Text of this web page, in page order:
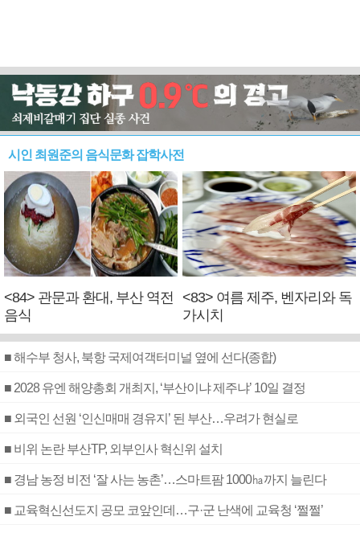
시인 최원준의 음식문화 잡학사전
<84> 관문과 환대, 부산 역전
음식
<83> 여름 제주, 벤자리와 독
가시치
■ 해수부 청사, 북항 국제여객터미널 옆에 선다(종합)
■ 2028 유엔 해양총회 개최지, ‘부산이냐 제주냐’ 10일 결정
■ 외국인 선원 ‘인신매매 경유지’ 된 부산…우려가 현실로
■ 비위 논란 부산TP, 외부인사 혁신위 설치
■ 경남 농정 비전 ‘잘 사는 농촌’…스마트팜 1000㏊까지 늘린다
■ 교육혁신선도지 공모 코앞인데…구·군 난색에 교육청 ‘쩔쩔’